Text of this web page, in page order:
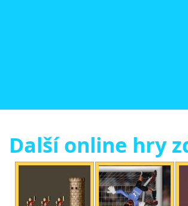
Další online hry